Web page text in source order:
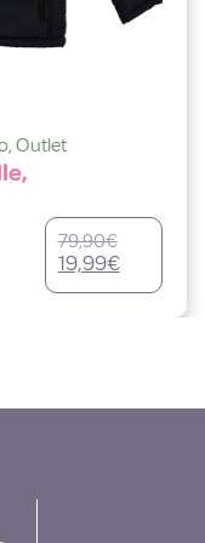
Abrigo
Ver más